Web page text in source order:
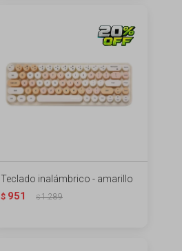
Teclado inalámbrico - amarillo
$ 951 $1.289